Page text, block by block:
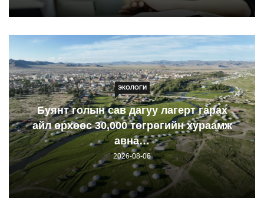
ЭКОЛОГИ
Буянт голын сав дагуу лагерт гарах
айл өрхөөс 30,000 төгрөгийн хураамж
авна…
2026-08-06